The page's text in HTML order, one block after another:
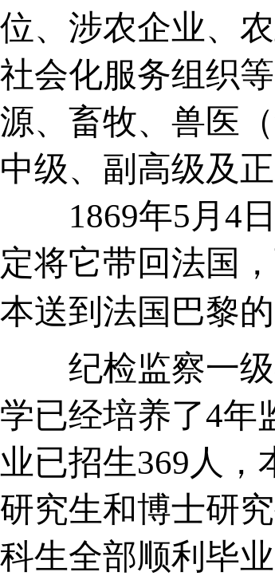
位、涉农企业、
社会化服务组织
源、畜牧、兽医
中级、副高级及
1869年5月4日
定将它带回法国
本送到法国巴黎
纪检监察一级
学已经培养了4年
业已招生369人，
研究生和博士研
科生全部顺利毕